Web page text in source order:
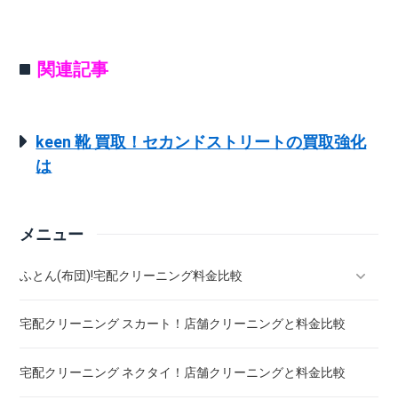
関連記事
keen 靴 買取！セカンドストリートの買取強化
は
メニュー
ふとん(布団)!宅配クリーニング料金比較
羽毛ふとん(布団)!宅配クリーニング料金比較
こたつ布団 クリーニング ! 料金 比較
宅配クリーニング スカート！店舗クリーニングと料金比較
宅配クリーニング ネクタイ！店舗クリーニングと料金比較